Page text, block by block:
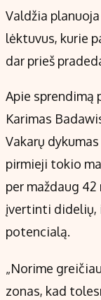
Indėlių palūkanos
Valdžia
lėktuvus, kurie
dar prieš
Apie sprendimą
Karimas
Vakarų
pirmieji tokio
per maždaug
įvertinti didelių,
potencialą.
„Norime
zonas, kad